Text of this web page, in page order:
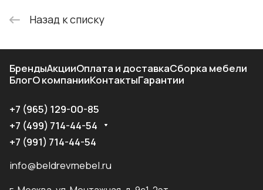
Назад к списку
БрендыАкцииОплата и доставкаСборка мебели
БлогО компанииКонтактыГарантии
+7 (965) 129-00-85
+7 (499) 714-44-54
+7 (991) 714-44-54
info@beldrevmebel.ru